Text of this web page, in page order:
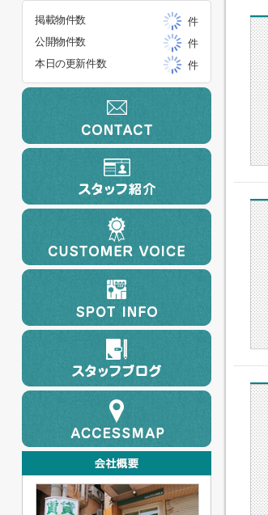
掲載物件数
件
公開物件数
件
本日の更新件数
件